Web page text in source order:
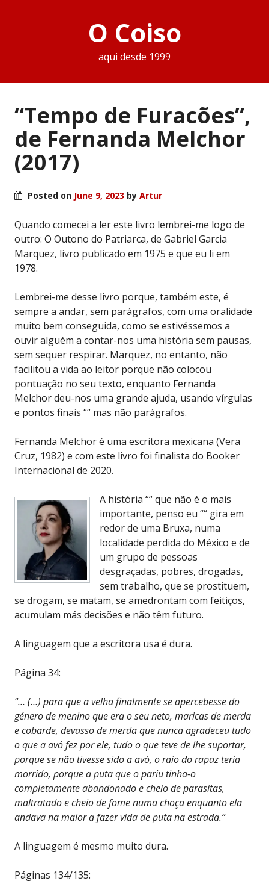
O Coiso
aqui desde 1999
“Tempo de Furacões”,
de Fernanda Melchor
(2017)
Posted on June 9, 2023 by Artur
Quando comecei a ler este livro lembrei-me logo de
outro: O Outono do Patriarca, de Gabriel Garcia
Marquez, livro publicado em 1975 e que eu li em
1978.
Lembrei-me desse livro porque, também este, é
sempre a andar, sem parágrafos, com uma oralidade
muito bem conseguida, como se estivéssemos a
ouvir alguém a contar-nos uma história sem pausas,
sem sequer respirar. Marquez, no entanto, não
facilitou a vida ao leitor porque não colocou
pontuação no seu texto, enquanto Fernanda
Melchor deu-nos uma grande ajuda, usando vírgulas
e pontos finais ““ mas não parágrafos.
Fernanda Melchor é uma escritora mexicana (Vera
Cruz, 1982) e com este livro foi finalista do Booker
Internacional de 2020.
A história ““ que não é o mais
importante, penso eu ““ gira em
redor de uma Bruxa, numa
localidade perdida do México e de
um grupo de pessoas
desgraçadas, pobres, drogadas,
sem trabalho, que se prostituem,
se drogam, se matam, se amedrontam com feitiços,
acumulam más decisões e não têm futuro.
A linguagem que a escritora usa é dura.
Página 34:
“… (…) para que a velha finalmente se apercebesse do
género de menino que era o seu neto, maricas de merda
e cobarde, devasso de merda que nunca agradeceu tudo
o que a avó fez por ele, tudo o que teve de lhe suportar,
porque se não tivesse sido a avó, o raio do rapaz teria
morrido, porque a puta que o pariu tinha-o
completamente abandonado e cheio de parasitas,
maltratado e cheio de fome numa choça enquanto ela
andava na maior a fazer vida de puta na estrada.”
A linguagem é mesmo muito dura.
Páginas 134/135: